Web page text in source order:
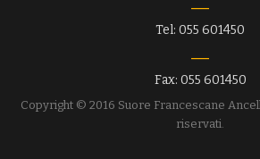
Tel: 055 601450
Fax: 055 601450
Copyright © 2016 Suore Francescane
riservati.